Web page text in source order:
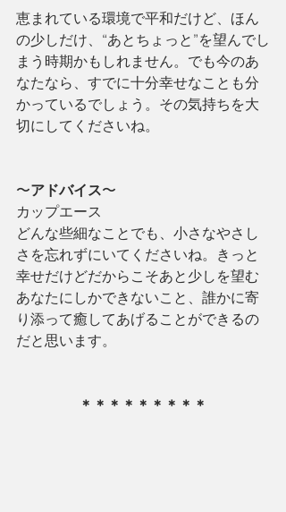
恵まれている環境で平和だけど、ほん
の少しだけ、“あとちょっと”を望んでし
まう時期かもしれません。でも今のあ
なたなら、すでに十分幸せなことも分
かっているでしょう。その気持ちを大
切にしてくださいね。
〜アドバイス〜
カップエース
どんな些細なことでも、小さなやさし
さを忘れずにいてくださいね。きっと
幸せだけどだからこそあと少しを望む
あなたにしかできないこと、誰かに寄
り添って癒してあげることができるの
だと思います。
＊＊＊＊＊＊＊＊＊